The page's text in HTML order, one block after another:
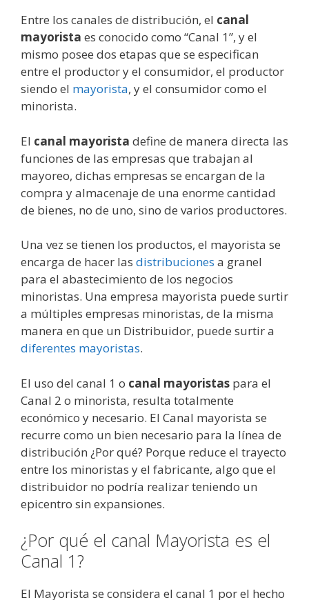
Entre los canales de distribución, el canal
mayorista es conocido como “Canal 1”, y el
mismo posee dos etapas que se especifican
entre el productor y el consumidor, el productor
siendo el mayorista, y el consumidor como el
minorista.
El canal mayorista define de manera directa las
funciones de las empresas que trabajan al
mayoreo, dichas empresas se encargan de la
compra y almacenaje de una enorme cantidad
de bienes, no de uno, sino de varios productores.
Una vez se tienen los productos, el mayorista se
encarga de hacer las distribuciones a granel
para el abastecimiento de los negocios
minoristas. Una empresa mayorista puede surtir
a múltiples empresas minoristas, de la misma
manera en que un Distribuidor, puede surtir a
diferentes mayoristas.
El uso del canal 1 o canal mayoristas para el
Canal 2 o minorista, resulta totalmente
económico y necesario. El Canal mayorista se
recurre como un bien necesario para la línea de
distribución ¿Por qué? Porque reduce el trayecto
entre los minoristas y el fabricante, algo que el
distribuidor no podría realizar teniendo un
epicentro sin expansiones.
¿Por qué el canal Mayorista es el
Canal 1?
El Mayorista se considera el canal 1 por el hecho